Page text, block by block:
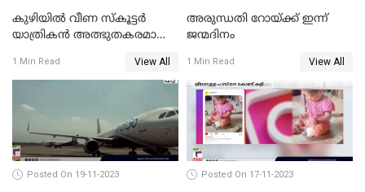
കുഴിയിൽ വീണ സ്കൂട്ടർ
യാത്രികൻ അത്ഭുതകരമായി
1 Min Read View All
അരുന്ധതി റോയ്ക്ക് ഇന്ന്
ജന്മദിനം
1 Min Read View All
Posted On 19-11-2023 Posted On 17-11-2023